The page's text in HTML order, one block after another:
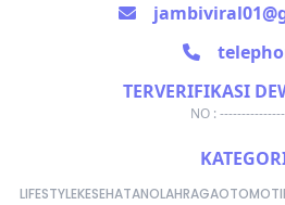
TERVERIFIKASI
NO :
LIFESTYLEKESEHATANOLAHRAGA